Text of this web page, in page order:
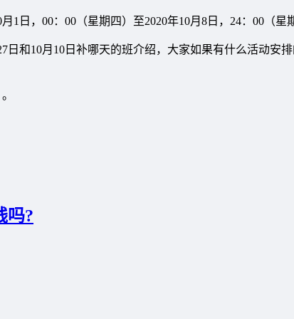
1日，00：00（星期四）至2020年10月8日，24：00（星
日和10月10日补哪天的班介绍，大家如果有什么活动安
吗?